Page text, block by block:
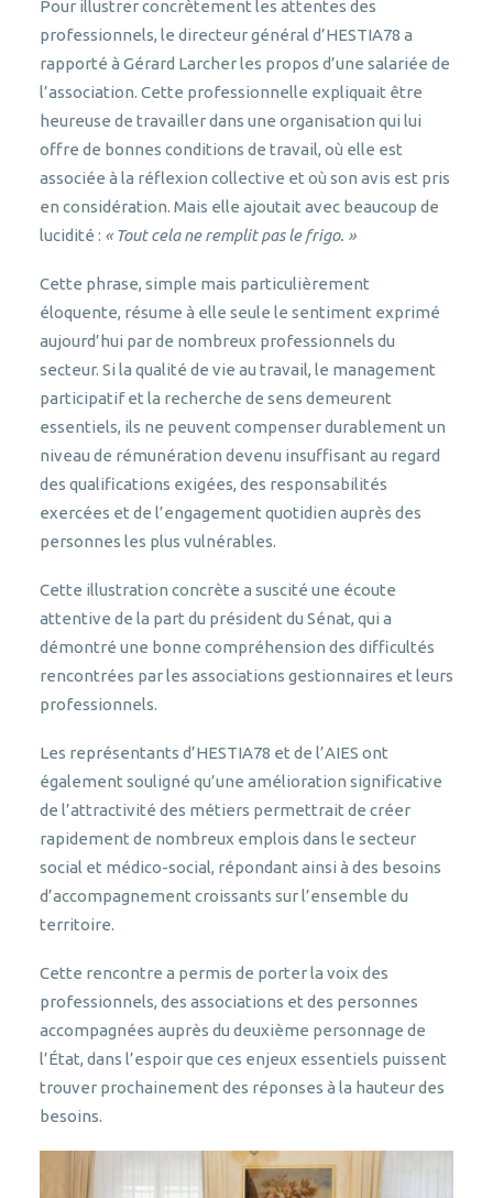
Pour illustrer concrètement les attentes des
professionnels, le directeur général d’HESTIA78 a
rapporté à Gérard Larcher les propos d’une salariée de
l’association. Cette professionnelle expliquait être
heureuse de travailler dans une organisation qui lui
offre de bonnes conditions de travail, où elle est
associée à la réflexion collective et où son avis est pris
en considération. Mais elle ajoutait avec beaucoup de
lucidité : « Tout cela ne remplit pas le frigo. »
Cette phrase, simple mais particulièrement
éloquente, résume à elle seule le sentiment exprimé
aujourd’hui par de nombreux professionnels du
secteur. Si la qualité de vie au travail, le management
participatif et la recherche de sens demeurent
essentiels, ils ne peuvent compenser durablement un
niveau de rémunération devenu insuffisant au regard
des qualifications exigées, des responsabilités
exercées et de l’engagement quotidien auprès des
personnes les plus vulnérables.
Cette illustration concrète a suscité une écoute
attentive de la part du président du Sénat, qui a
démontré une bonne compréhension des difficultés
rencontrées par les associations gestionnaires et leurs
professionnels.
Les représentants d’HESTIA78 et de l’AIES ont
également souligné qu’une amélioration significative
de l’attractivité des métiers permettrait de créer
rapidement de nombreux emplois dans le secteur
social et médico-social, répondant ainsi à des besoins
d’accompagnement croissants sur l’ensemble du
territoire.
Cette rencontre a permis de porter la voix des
professionnels, des associations et des personnes
accompagnées auprès du deuxième personnage de
l’État, dans l’espoir que ces enjeux essentiels puissent
trouver prochainement des réponses à la hauteur des
besoins.